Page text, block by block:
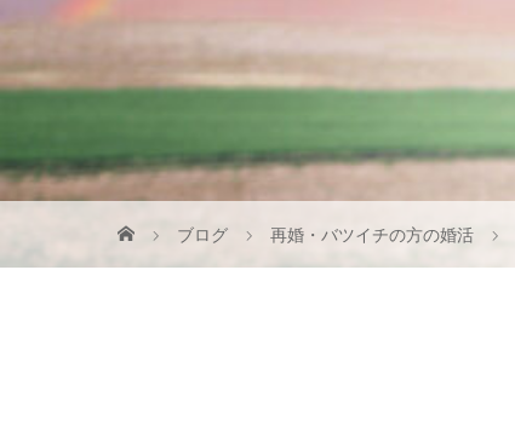
ブログ 再婚・バツイチの方の婚活